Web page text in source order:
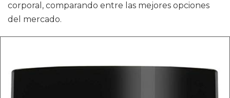
corporal, comparando entre las mejores opciones
del mercado.